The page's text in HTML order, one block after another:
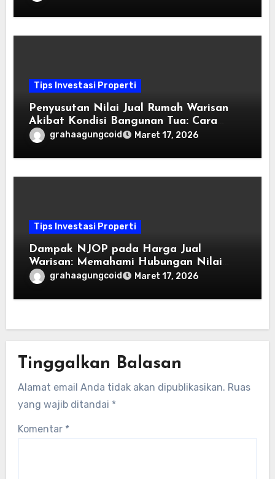
Tips Investasi Properti
Penyusutan Nilai Jual Rumah Warisan
Akibat Kondisi Bangunan Tua: Cara
Mengatasinya
grahaagungcoid Maret 17, 2026
Tips Investasi Properti
Dampak NJOP pada Harga Jual
Warisan: Memahami Hubungan Nilai
Jual dengan Pajak
grahaagungcoid Maret 17, 2026
Tinggalkan Balasan
Alamat email Anda tidak akan dipublikasikan. Ruas
yang wajib ditandai *
Komentar *